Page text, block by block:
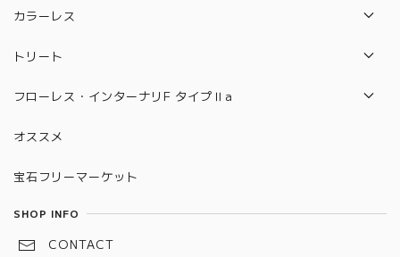
ピンク
オレンジ
グリーン
ラディアン
ハート
クッション
オーバル
バケット
オールドカット
サイクラ
モディフィファイ
USカット
ローズ
カラーレス
VVS-1
トリート
パープル
フローレス・インターナリF タイプⅡa
FL（フローレス）
オススメ
宝石フリーマーケット
SHOP INFO
CONTACT